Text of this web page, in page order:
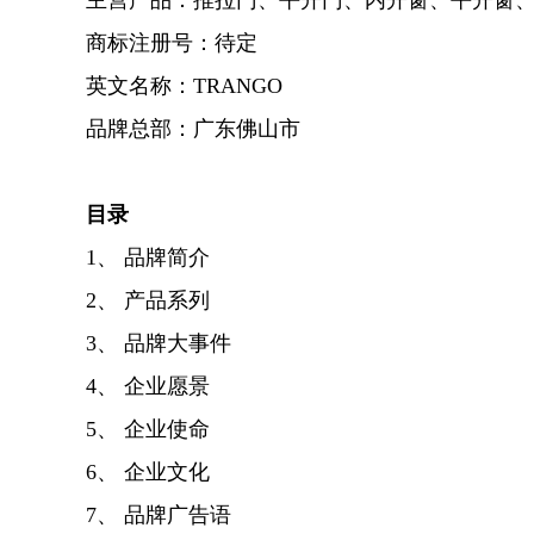
商标注册号：待定
英文名称：TRANGO
品牌总部：广东佛山市
目录
1、 品牌简介
2、 产品系列
3、 品牌大事件
4、 企业愿景
5、 企业使命
6、 企业文化
7、 品牌广告语